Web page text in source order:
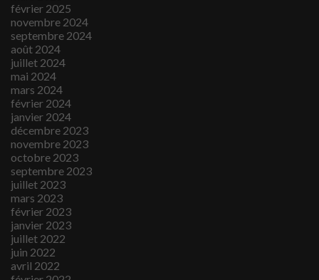
février 2025
novembre 2024
septembre 2024
août 2024
juillet 2024
mai 2024
mars 2024
février 2024
janvier 2024
décembre 2023
novembre 2023
octobre 2023
septembre 2023
juillet 2023
mars 2023
février 2023
janvier 2023
juillet 2022
juin 2022
avril 2022